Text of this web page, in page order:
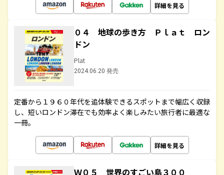
詳細を見る
０４ 地球の歩き方 Ｐｌａｔ ロン
ドン
Plat
2024.06.20 発売
定番から１９６０年代を追体験できるスポットまで幅広く収録
し、短いロンドン滞在でも効率よく楽しみたい旅行者に最適な
一冊。
詳細を見る
Ｗ０５ 世界のすごい島３００